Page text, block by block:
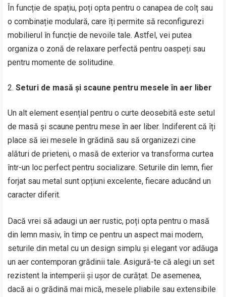
În funcție de spațiu, poți opta pentru o canapea de colț sau
o combinație modulară, care îți permite să reconfigurezi
mobilierul în funcție de nevoile tale. Astfel, vei putea
organiza o zonă de relaxare perfectă pentru oaspeți sau
pentru momente de solitudine.
Seturi de masă și scaune pentru mesele în aer liber
Un alt element esențial pentru o curte deosebită este setul
de masă și scaune pentru mese în aer liber. Indiferent că îți
place să iei mesele în grădină sau să organizezi cine
alături de prieteni, o masă de exterior va transforma curtea
într-un loc perfect pentru socializare. Seturile din lemn, fier
forjat sau metal sunt opțiuni excelente, fiecare aducând un
caracter diferit.
Dacă vrei să adaugi un aer rustic, poți opta pentru o masă
din lemn masiv, în timp ce pentru un aspect mai modern,
seturile din metal cu un design simplu și elegant vor adăuga
un aer contemporan grădinii tale. Asigură-te că alegi un set
rezistent la intemperii și ușor de curățat. De asemenea,
dacă ai o grădină mai mică, mesele pliabile sau extensibile